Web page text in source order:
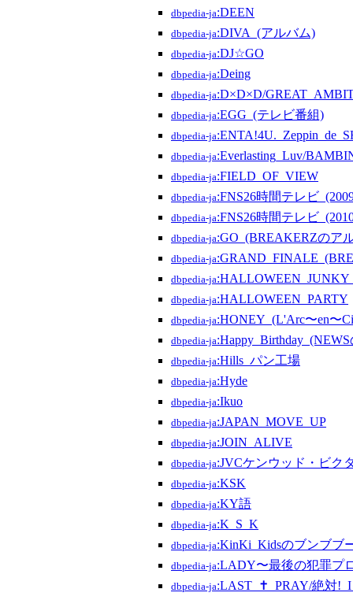
dbpedia-ja:DEEN
dbpedia-ja:DIVA_(アルバム)
dbpedia-ja:DJ☆GO
dbpedia-ja:Deing
dbpedia-ja:D×D×D/
dbpedia-ja:EGG_(テレビ番組)
dbpedia-ja
dbpedia-ja:Everlasting_Luv/
dbpedia-ja:FIELD_OF_VIEW
dbpedia-ja:FNS26時間テレビ
dbpedia-ja:FNS26時間テレビ
dbpedia-ja:GO_(BREAKERZのア
dbpedia-ja
dbpedia-ja
dbpedia-ja:HALLOWEEN_PARTY
dbpedia-ja:HONEY_(L'Arc〜en〜
dbpedia-ja
dbpedia-ja:Hills_パン工場
dbpedia-ja:Hyde
dbpedia-ja:Ikuo
dbpedia-ja:JAPAN_MOVE_UP
dbpedia-ja:JOIN_ALIVE
dbpedia-ja:JVCケンウッド・ビク
dbpedia-ja:KSK
dbpedia-ja:KY語
dbpedia-ja:K_S_K
dbpedia-ja:KinKi_Kidsのブンブブ
dbpedia-ja:LADY〜最後の犯罪プ
dbpedia-ja:LAST_✝_PRAY/絶対